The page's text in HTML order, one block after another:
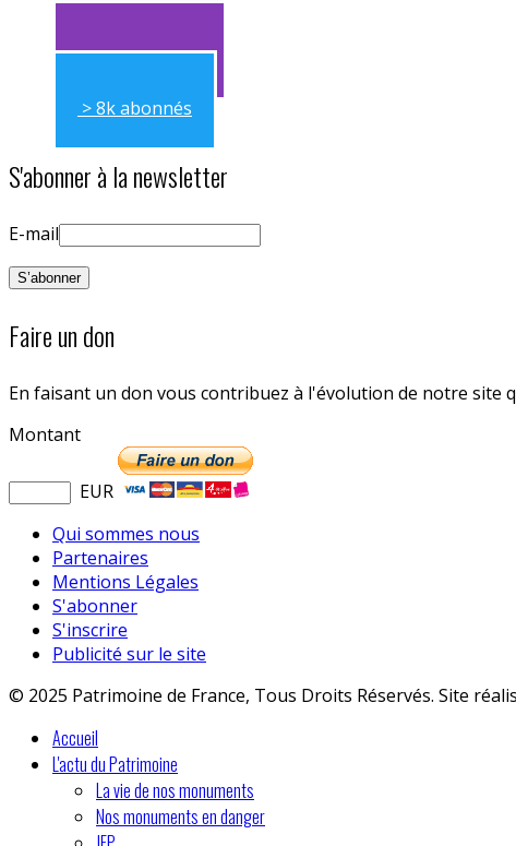
> 11k abonnés
> 11k abonnés
> 8k abonnés
S'abonner à la newsletter
E-mail
Faire un don
En faisant un don vous contribuez à l'évolution de notre
Montant
EUR
Qui sommes nous
Partenaires
Mentions Légales
S'abonner
S'inscrire
Publicité sur le site
© 2025 Patrimoine de France, Tous Droits Réservés. Site
Accueil
L'actu du Patrimoine
La vie de nos monuments
Nos monuments en danger